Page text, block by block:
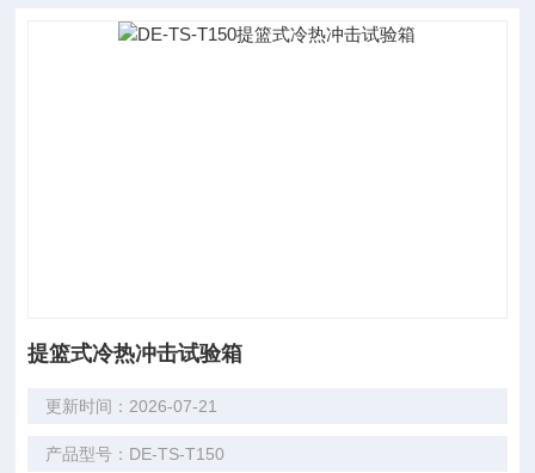
提篮式冷热冲击试验箱
更新时间：2026-07-21
产品型号：DE-TS-T150